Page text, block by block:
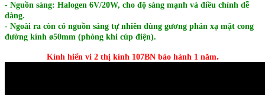
- Nguồn sáng: Halogen 6V/20W, cho độ sáng mạnh và điều chỉnh dễ
dàng.
- Ngoài ra còn có nguồn sáng tự nhiên dùng gương phản xạ mặt cong
đường kính ø50mm (phòng khi cúp điện).
Kính hiển vi 2 thị kính 107BN bảo hành 1 năm.